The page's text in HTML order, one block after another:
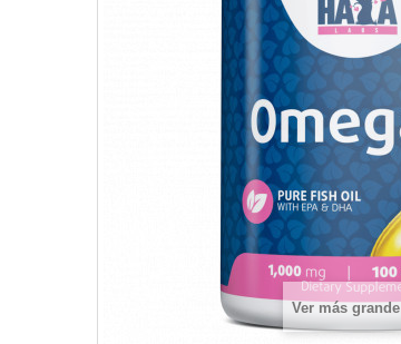
Ver más grande